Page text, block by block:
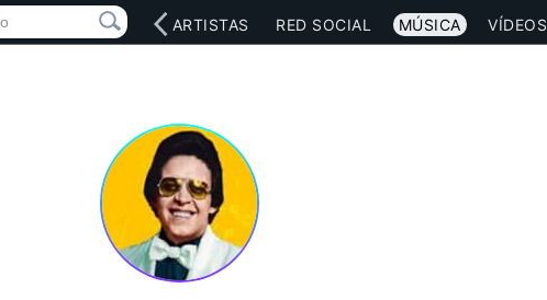
INICIO ARTISTAS RED SOCIAL MÚSICA VÍDEOS